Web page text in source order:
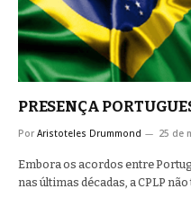
PRESENÇA
Por Aristoteles Drummond 25 de
Embora os acordos entre
nas últimas décadas, a CPLP